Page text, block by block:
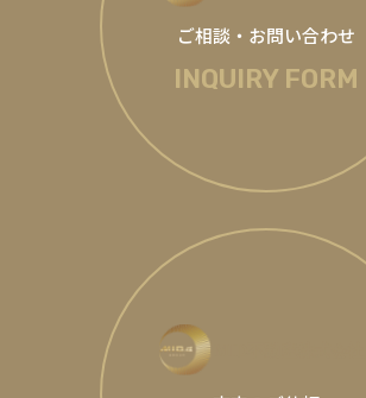
ご相談・お問い合わせ
INQUIRY FORM